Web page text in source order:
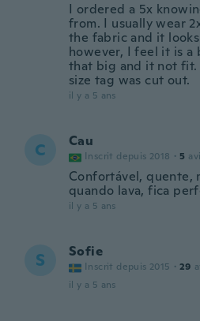
I ordered a 5x
from. I usually wear
the fabric and it
however, I feel it is
that big and it not fit.
size tag was cut out.
il y a 5 ans
C Cau
Inscrit depuis 2018 · 5
Confortável, quente,
quando lava, fica
il y a 5 ans
S Sofie
Inscrit depuis 2015 · 29
il y a 5 ans